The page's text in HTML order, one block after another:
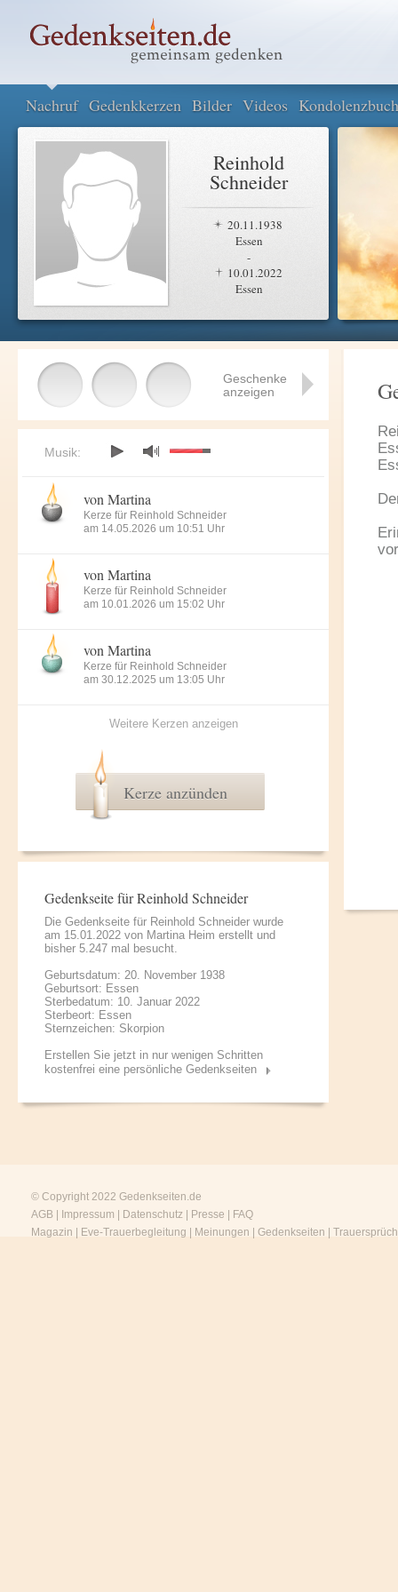
Nachruf Gedenkkerzen Bilder Videos Kondolenzbuch
Reinhold
Schneider
20.11.1938
Essen
-
10.01.2022
Essen
Geschenke
anzeigen
Musik:
von Martina
Kerze für Reinhold Schneider
am 14.05.2026 um 10:51 Uhr
von Martina
Kerze für Reinhold Schneider
am 10.01.2026 um 15:02 Uhr
von Martina
Kerze für Reinhold Schneider
am 30.12.2025 um 13:05 Uhr
Weitere Kerzen anzeigen
Kerze anzünden
Gedenkseite für Reinhold Schneider
Die Gedenkseite für Reinhold Schneider wurde
am 15.01.2022 von Martina Heim erstellt und
bisher 5.247 mal besucht.
Geburtsdatum: 20. November 1938
Geburtsort: Essen
Sterbedatum: 10. Januar 2022
Sterbeort: Essen
Sternzeichen: Skorpion
Erstellen Sie jetzt in nur wenigen Schritten
kostenfrei eine persönliche Gedenkseiten
© Copyright 2022 Gedenkseiten.de
AGB
Impressum Datenschutz Presse
FAQ
Magazin
Eve-Trauerbegleitung Meinungen Gedenkseiten